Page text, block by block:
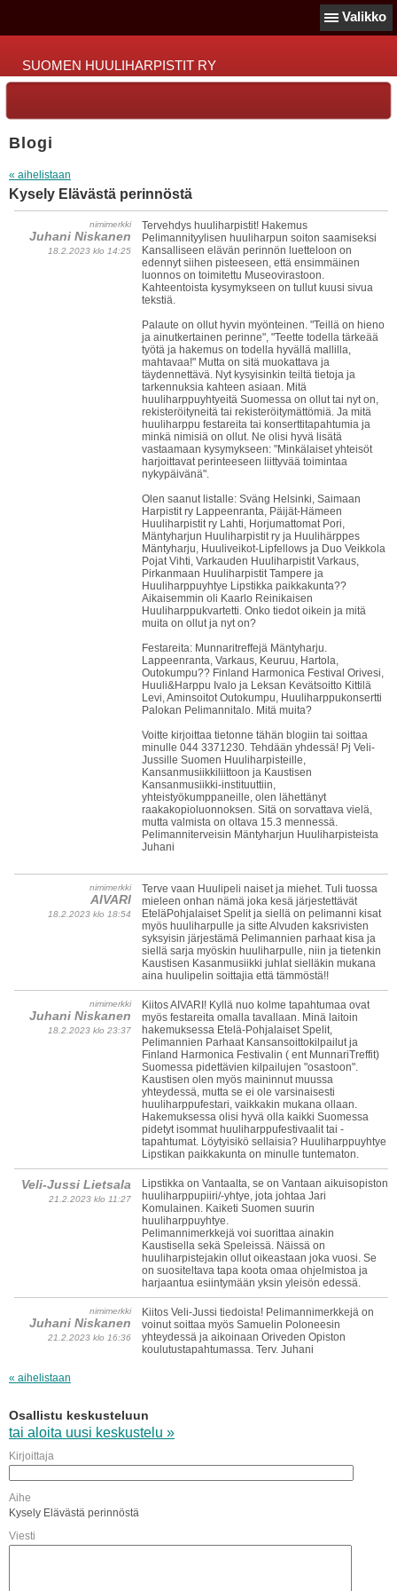
Valikko
SUOMEN HUULIHARPISTIT RY
Blogi
« aihelistaan
Kysely Elävästä perinnöstä
nimimerkki
Juhani Niskanen
18.2.2023 klo 14:25
Tervehdys huuliharpistit! Hakemus
Pelimannityylisen huuliharpun soiton saamiseksi
Kansalliseen elävän perinnön luetteloon on
edennyt siihen pisteeseen, että ensimmäinen
luonnos on toimitettu Museovirastoon.
Kahteentoista kysymykseen on tullut kuusi sivua
tekstiä.
Palaute on ollut hyvin myönteinen. "Teillä on hieno
ja ainutkertainen perinne", "Teette todella tärkeää
työtä ja hakemus on todella hyvällä mallilla,
mahtavaa!" Mutta on sitä muokattava ja
täydennettävä. Nyt kysyisinkin teiltä tietoja ja
tarkennuksia kahteen asiaan. Mitä
huuliharppuyhtyeitä Suomessa on ollut tai nyt on,
rekisteröityneitä tai rekisteröitymättömiä. Ja mitä
huuliharppu festareita tai konserttitapahtumia ja
minkä nimisiä on ollut. Ne olisi hyvä lisätä
vastaamaan kysymykseen: "Minkälaiset yhteisöt
harjoittavat perinteeseen liittyvää toimintaa
nykypäivänä".
Olen saanut listalle: Sväng Helsinki, Saimaan
Harpistit ry Lappeenranta, Päijät-Hämeen
Huuliharpistit ry Lahti, Horjumattomat Pori,
Mäntyharjun Huuliharpistit ry ja Huulihärppes
Mäntyharju, Huuliveikot-Lipfellows ja Duo Veikkola
Pojat Vihti, Varkauden Huuliharpistit Varkaus,
Pirkanmaan Huuliharpistit Tampere ja
Huuliharppuyhtye Lipstikka paikkakunta??
Aikaisemmin oli Kaarlo Reinikaisen
Huuliharppukvartetti. Onko tiedot oikein ja mitä
muita on ollut ja nyt on?
Festareita: Munnaritreffejä Mäntyharju.
Lappeenranta, Varkaus, Keuruu, Hartola,
Outokumpu?? Finland Harmonica Festival Orivesi,
Huuli&Harppu Ivalo ja Leksan Kevätsoitto Kittilä
Levi, Aminsoitot Outokumpu, Huuliharppukonsertti
Palokan Pelimannitalo. Mitä muita?
Voitte kirjoittaa tietonne tähän blogiin tai soittaa
minulle 044 3371230. Tehdään yhdessä! Pj Veli-
Jussille Suomen Huuliharpisteille,
Kansanmusiikkiliittoon ja Kaustisen
Kansanmusiikki-instituuttiin,
yhteistyökumppaneille, olen lähettänyt
raakakopioluonnoksen. Sitä on sorvattava vielä,
mutta valmista on oltava 15.3 mennessä.
Pelimanniterveisin Mäntyharjun Huuliharpisteista
Juhani
nimimerkki
AIVARI
18.2.2023 klo 18:54
Terve vaan Huulipeli naiset ja miehet. Tuli tuossa
mieleen onhan nämä joka kesä järjestettävät
EteläPohjalaiset Spelit ja siellä on pelimanni kisat
myös huuliharpulle ja sitte Alvuden kaksrivisten
syksyisin järjestämä Pelimannien parhaat kisa ja
siellä sarja myöskin huuliharpulle, niin ja tietenkin
Kaustisen Kasanmusiikki juhlat sielläkin mukana
aina huulipelin soittajia että tämmöstä!!
nimimerkki
Juhani Niskanen
18.2.2023 klo 23:37
Kiitos AIVARI! Kyllä nuo kolme tapahtumaa ovat
myös festareita omalla tavallaan. Minä laitoin
hakemuksessa Etelä-Pohjalaiset Spelit,
Pelimannien Parhaat Kansansoittokilpailut ja
Finland Harmonica Festivalin ( ent MunnariTreffit)
Suomessa pidettävien kilpailujen "osastoon".
Kaustisen olen myös maininnut muussa
yhteydessä, mutta se ei ole varsinaisesti
huuliharppufestari, vaikkakin mukana ollaan.
Hakemuksessa olisi hyvä olla kaikki Suomessa
pidetyt isommat huuliharppufestivaalit tai -
tapahtumat. Löytyisikö sellaisia? Huuliharppuyhtye
Lipstikan paikkakunta on minulle tuntematon.
Veli-Jussi Lietsala
21.2.2023 klo 11:27
Lipstikka on Vantaalta, se on Vantaan aikuisopiston
huuliharppupiiri/-yhtye, jota johtaa Jari
Komulainen. Kaiketi Suomen suurin
huuliharppuyhtye.
Pelimannimerkkejä voi suorittaa ainakin
Kaustisella sekä Speleissä. Näissä on
huuliharpistejakin ollut oikeastaan joka vuosi. Se
on suositeltava tapa koota omaa ohjelmistoa ja
harjaantua esiintymään yksin yleisön edessä.
nimimerkki
Juhani Niskanen
21.2.2023 klo 16:36
Kiitos Veli-Jussi tiedoista! Pelimannimerkkejä on
voinut soittaa myös Samuelin Poloneesin
yhteydessä ja aikoinaan Oriveden Opiston
koulutustapahtumassa. Terv. Juhani
« aihelistaan
Osallistu keskusteluun
tai aloita uusi keskustelu »
Kirjoittaja
Aihe
Kysely Elävästä perinnöstä
Viesti